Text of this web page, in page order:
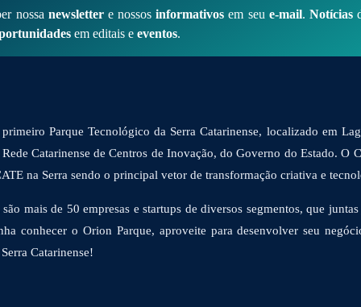
nossa newslettere nossosinformativos em seu e-mail. Notícias
em editais e eventos.
Parque Tecnológico da Serra Catarinense, localizado em
Catarinense de Centros de Inovação, do Governo do Estado. O
na Serra sendo o principal vetor de transformação criativa e
mais de 50 empresas e startups de diversos segmentos, que
conhecer o Orion Parque, aproveite para desenvolver seu
Catarinense!